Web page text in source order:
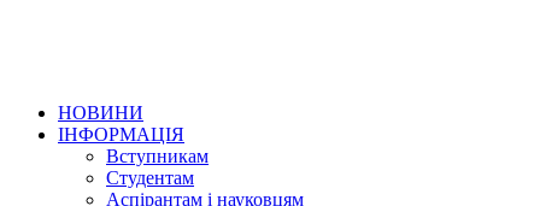
НОВИНИ
ІНФОРМАЦІЯ
Вступникам
Студентам
Аспірантам і науковцям